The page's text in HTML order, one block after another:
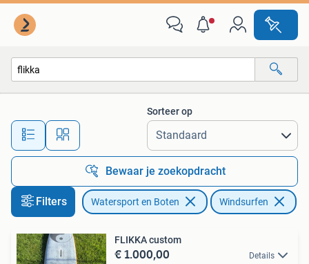
Alle afstanden…
Sorteer op
Bewaar je zoekopdracht
Filters Watersport en Boten Windsurfen
FLIKKA custom
€ 1.000,00 Details